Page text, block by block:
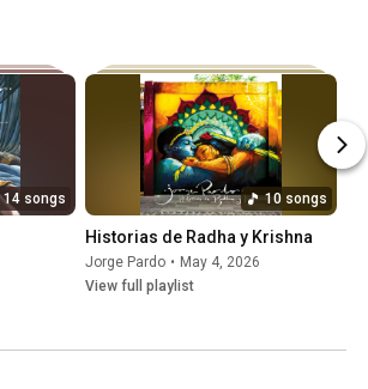
14 songs 10 songs
Historias de Radha y Krishna
Jorge Pardo • May 4, 2026
View full playlist